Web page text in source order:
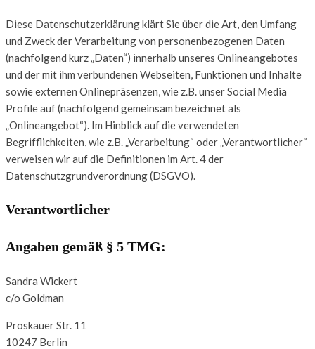
Diese Datenschutzerklärung klärt Sie über die Art, den Umfang
und Zweck der Verarbeitung von personenbezogenen Daten
(nachfolgend kurz „Daten“) innerhalb unseres Onlineangebotes
und der mit ihm verbundenen Webseiten, Funktionen und Inhalte
sowie externen Onlinepräsenzen, wie z.B. unser Social Media
Profile auf (nachfolgend gemeinsam bezeichnet als
„Onlineangebot“). Im Hinblick auf die verwendeten
Begrifflichkeiten, wie z.B. „Verarbeitung“ oder „Verantwortlicher“
verweisen wir auf die Definitionen im Art. 4 der
Datenschutzgrundverordnung (DSGVO).
Verantwortlicher
Angaben gemäß § 5 TMG:
Sandra Wickert
c/o Goldman
Proskauer Str. 11
10247 Berlin